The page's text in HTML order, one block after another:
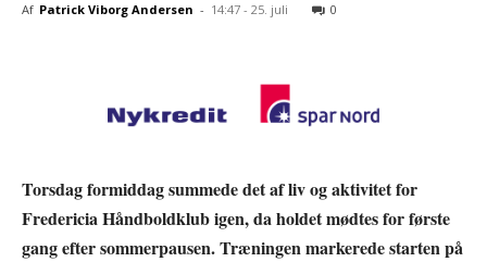
Af Patrick Viborg Andersen - 14:47 - 25. juli 0
Torsdag formiddag summede det af liv og aktivitet for
Fredericia Håndboldklub igen, da holdet mødtes for første
gang efter sommerpausen. Træningen markerede starten på